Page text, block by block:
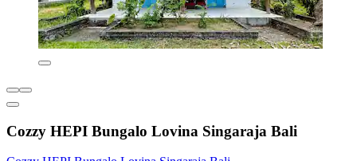
Cozzy HEPI Bungalo Lovina Singaraja Bali